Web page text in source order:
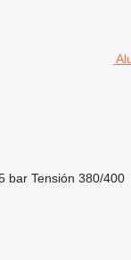
bar Tensión 380/400